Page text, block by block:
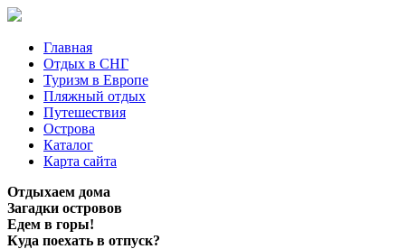
Главная
Отдых в СНГ
Туризм в Европе
Пляжный отдых
Путешествия
Острова
Каталог
Карта сайта
Отдыхаем дома
Загадки островов
Едем в горы!
Куда поехать в отпуск?